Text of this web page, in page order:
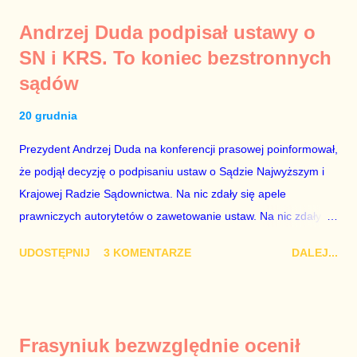
PiS, a następnie uzyskują stanowiska w spółkach Skarbu
Państwa ze względu na to, że partia PiS obsadziła zarządy
tych spółek i wymienia profesjonalistów na kadry partyjne.
które zawsze może się zdarzyć, a polegającym na tym, że
osoba z kwalifikacjami wpłaca na partię polityczną, a następnie
obejmuje prace w spółce, która jest zarządzana pośrednio
przez ta partię. Przeciwnie. Przedstawienie pierwszej gr...
Andrzej Duda podpisał ustawy o
SN i KRS. To koniec bezstronnych
sądów
20 grudnia
Prezydent Andrzej Duda na konferencji prasowej poinformował,
że podjął decyzję o podpisaniu ustaw o Sądzie Najwyższym i
Krajowej Radzie Sądownictwa. Na nic zdały się apele
prawniczych autorytetów o zawetowanie ustaw. Na nic zdały
ostatecznie zniszczy niezależność sądów od woli polityków. To
Ziobro. Żenujące są tłumaczenia Dudy, że podpisał ustawy, bo
UDOSTĘPNIJ 3 KOMENTARZE DALEJ...
Frasyniuk bezwzględnie ocenił